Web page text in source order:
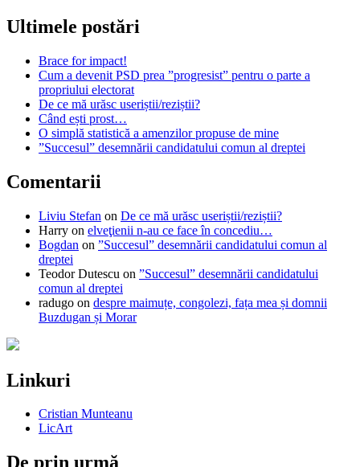
Ultimele postări
Brace for impact!
Cum a devenit PSD prea ”progresist” pentru o parte a
propriului electorat
De ce mă urăsc useriștii/reziștii?
Când ești prost…
O simplă statistică a amenzilor propuse de mine
”Succesul” desemnării candidatului comun al dreptei
Comentarii
Liviu Stefan on De ce mă urăsc useriștii/reziștii?
Harry on elveţienii n-au ce face în concediu…
Bogdan on ”Succesul” desemnării candidatului comun al
dreptei
Teodor Dutescu on ”Succesul” desemnării candidatului
comun al dreptei
radugo on despre maimuțe, congolezi, fața mea și domnii
Buzdugan și Morar
Linkuri
Cristian Munteanu
LicArt
De prin urmă